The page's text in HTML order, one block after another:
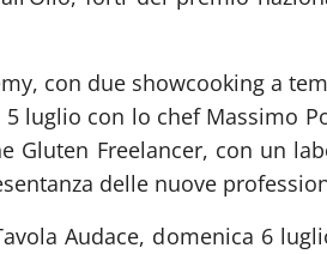
con due showcooking a
luglio con lo chef Massimo
Gluten Freelancer, con un
delle nuove
Audace, domenica 6